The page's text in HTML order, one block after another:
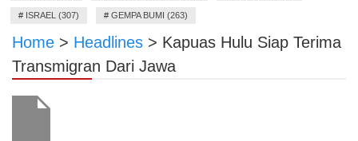
# ISRAEL (307) # GEMPA BUMI (263)
Home > Headlines > Kapuas Hulu Siap Terima
Transmigran Dari Jawa